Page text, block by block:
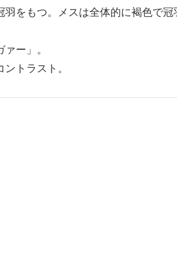
をもつ。メスは全体的に褐色で冠
ー」。
トラスト。